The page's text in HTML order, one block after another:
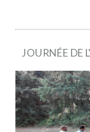
JOURNÉE DE